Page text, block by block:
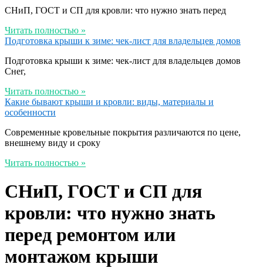
СНиП, ГОСТ и СП для кровли: что нужно знать перед
Читать полностью »
Подготовка крыши к зиме: чек-лист для владельцев домов
Подготовка крыши к зиме: чек-лист для владельцев домов
Снег,
Читать полностью »
Какие бывают крыши и кровли: виды, материалы и
особенности
Современные кровельные покрытия различаются по цене,
внешнему виду и сроку
Читать полностью »
СНиП, ГОСТ и СП для
кровли: что нужно знать
перед ремонтом или
монтажом крыши